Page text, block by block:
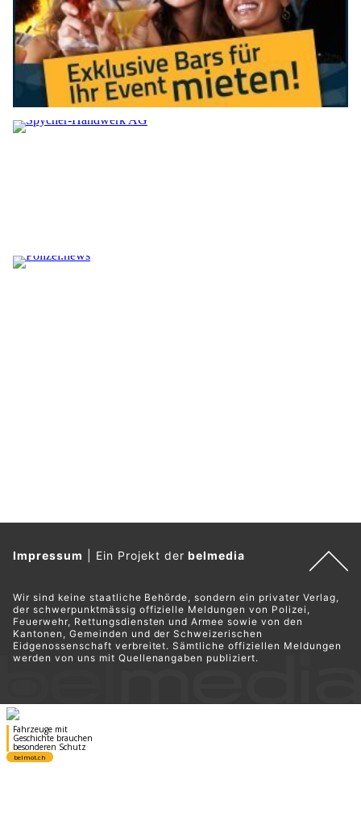
Impressum Ein Projekt derbelmedia
Wir sind keine staatliche Behörde, sondern ein privater Verlag,
der schwerpunktmässig offizielle Meldungen von Polizei,
Feuerwehr, Rettungsdiensten und Armee sowie von den
Kantonen, Gemeinden und der Schweizerischen
Eidgenossenschaft verbreitet. Sämtliche offiziellen Meldungen
werden von uns mit Quellenangaben publiziert.